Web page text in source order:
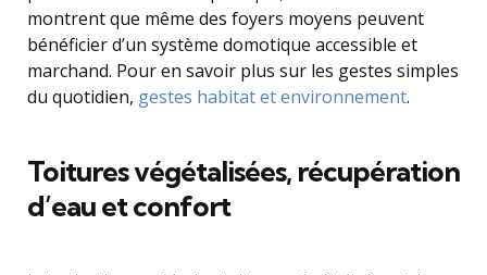
montrent que même des foyers moyens peuvent
bénéficier d’un système domotique accessible et
marchand. Pour en savoir plus sur les gestes simples
du quotidien, gestes habitat et environnement.
Toitures végétalisées, récupération
d’eau et confort